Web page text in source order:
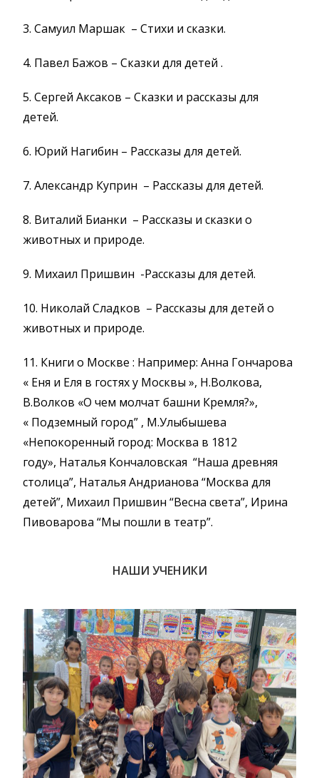
3. Самуил Маршак – Стихи и сказки.
4. Павел Бажов – Сказки для детей .
5. Сергей Аксаков – Сказки и рассказы для
детей.
6. Юрий Нагибин – Рассказы для детей.
7. Александр Куприн – Рассказы для детей.
8. Виталий Бианки – Рассказы и сказки о
животных и природе.
9. Михаил Пришвин -Рассказы для детей.
10. Николай Сладков – Рассказы для детей о
животных и природе.
11. Книги о Москве : Например: Анна Гончарова
« Еня и Еля в гостях у Москвы », Н.Волкова,
В.Волков «О чем молчат башни Кремля?»,
« Подземный город” , М.Улыбышева
«Непокоренный город: Москва в 1812
году», Наталья Кончаловская “Наша древняя
столица”, Наталья Андрианова “Москва для
детей”, Михаил Пришвин “Весна света”, Ирина
Пивоварова “Мы пошли в театр”.
НАШИ УЧЕНИКИ